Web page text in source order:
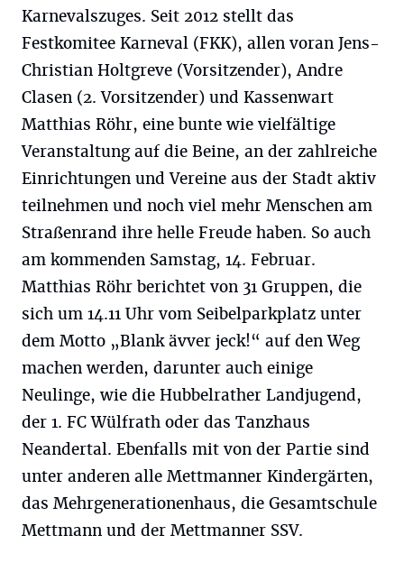
Karnevalszuges. Seit 2012 stellt das
Festkomitee Karneval (FKK), allen voran Jens-
Christian Holtgreve (Vorsitzender), Andre
Clasen (2. Vorsitzender) und Kassenwart
Matthias Röhr, eine bunte wie vielfältige
Veranstaltung auf die Beine, an der zahlreiche
Einrichtungen und Vereine aus der Stadt aktiv
teilnehmen und noch viel mehr Menschen am
Straßenrand ihre helle Freude haben. So auch
am kommenden Samstag, 14. Februar.
Matthias Röhr berichtet von 31 Gruppen, die
sich um 14.11 Uhr vom Seibelparkplatz unter
dem Motto „Blank ävver jeck!“ auf den Weg
machen werden, darunter auch einige
Neulinge, wie die Hubbelrather Landjugend,
der 1. FC Wülfrath oder das Tanzhaus
Neandertal. Ebenfalls mit von der Partie sind
unter anderen alle Mettmanner Kindergärten,
das Mehrgenerationenhaus, die Gesamtschule
Mettmann und der Mettmanner SSV.